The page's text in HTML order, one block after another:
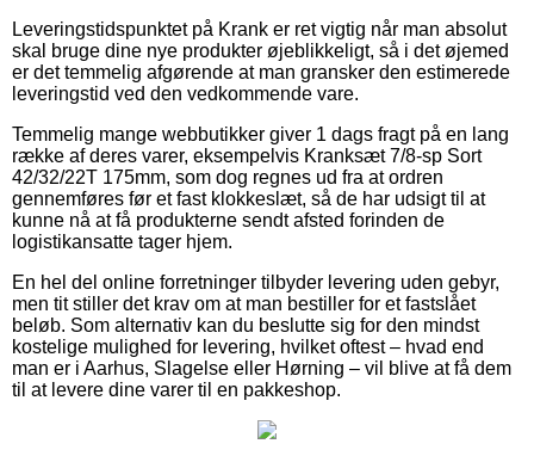
Leveringstidspunktet på Krank er ret vigtig når man absolut
skal bruge dine nye produkter øjeblikkeligt, så i det øjemed
er det temmelig afgørende at man gransker den estimerede
leveringstid ved den vedkommende vare.
Temmelig mange webbutikker giver 1 dags fragt på en lang
række af deres varer, eksempelvis Kranksæt 7/8-sp Sort
42/32/22T 175mm, som dog regnes ud fra at ordren
gennemføres før et fast klokkeslæt, så de har udsigt til at
kunne nå at få produkterne sendt afsted forinden de
logistikansatte tager hjem.
En hel del online forretninger tilbyder levering uden gebyr,
men tit stiller det krav om at man bestiller for et fastslået
beløb. Som alternativ kan du beslutte sig for den mindst
kostelige mulighed for levering, hvilket oftest – hvad end
man er i Aarhus, Slagelse eller Hørning – vil blive at få dem
til at levere dine varer til en pakkeshop.